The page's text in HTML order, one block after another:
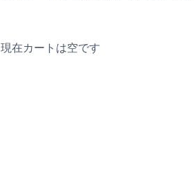
現在カートは空です